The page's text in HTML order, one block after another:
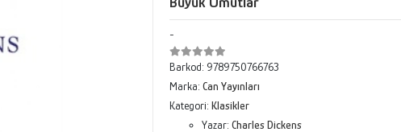
-
Barkod: 9789750766763
Marka: Can Yayınları
Kategori: Klasikler
Yazar: Charles Dickens